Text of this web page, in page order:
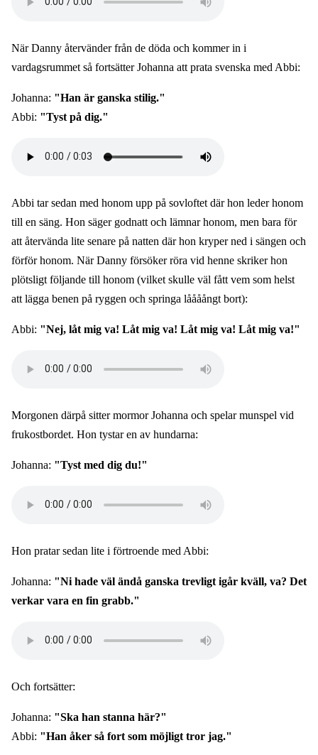
När Danny återvänder från de döda och kommer in i
vardagsrummet så fortsätter Johanna att prata svenska med Abbi:
Johanna: "Han är ganska stilig."
Abbi: "Tyst på dig."
Abbi tar sedan med honom upp på sovloftet där hon leder honom
till en säng. Hon säger godnatt och lämnar honom, men bara för
att återvända lite senare på natten där hon kryper ned i sängen och
förför honom. När Danny försöker röra vid henne skriker hon
plötsligt följande till honom (vilket skulle väl fått vem som helst
att lägga benen på ryggen och springa låååångt bort):
Abbi: "Nej, låt mig va! Låt mig va! Låt mig va! Låt mig va!"
Morgonen därpå sitter mormor Johanna och spelar munspel vid
frukostbordet. Hon tystar en av hundarna:
Johanna: "Tyst med dig du!"
Hon pratar sedan lite i förtroende med Abbi:
Johanna: "Ni hade väl ändå ganska trevligt igår kväll, va? Det
verkar vara en fin grabb."
Och fortsätter:
Johanna: "Ska han stanna här?"
Abbi: "Han åker så fort som möjligt tror jag."